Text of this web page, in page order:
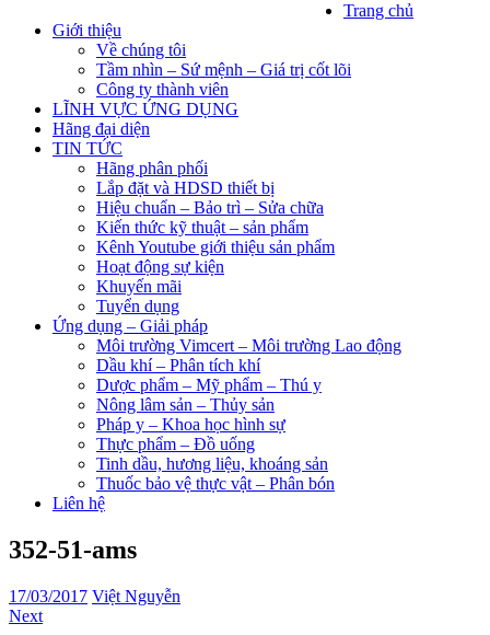
Trang chủ
Giới thiệu
Về chúng tôi
Tầm nhìn – Sứ mệnh – Giá trị cốt lõi
Công ty thành viên
LĨNH VỰC ỨNG DỤNG
Hãng đại diện
TIN TỨC
Hãng phân phối
Lắp đặt và HDSD thiết bị
Hiệu chuẩn – Bảo trì – Sửa chữa
Kiến thức kỹ thuật – sản phẩm
Kênh Youtube giới thiệu sản phẩm
Hoạt động sự kiện
Khuyến mãi
Tuyển dụng
Ứng dụng – Giải pháp
Môi trường Vimcert – Môi trường Lao động
Dầu khí – Phân tích khí
Dược phẩm – Mỹ phẩm – Thú y
Nông lâm sản – Thủy sản
Pháp y – Khoa học hình sự
Thực phẩm – Đồ uống
Tinh dầu, hương liệu, khoáng sản
Thuốc bảo vệ thực vật – Phân bón
Liên hệ
352-51-ams
17/03/2017 Việt Nguyễn
Next